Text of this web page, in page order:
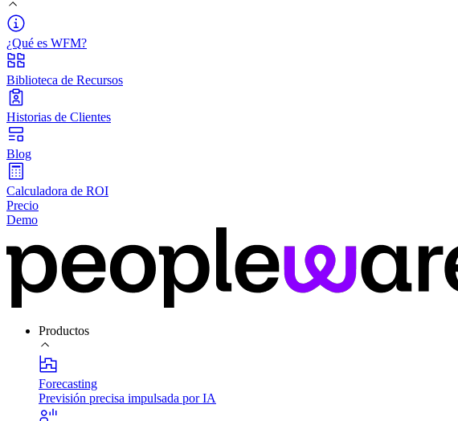
¿Qué es WFM?
Biblioteca de Recursos
Historias de Clientes
Blog
Calculadora de ROI
Precio
Demo
Productos
Forecasting
Previsión precisa impulsada por IA